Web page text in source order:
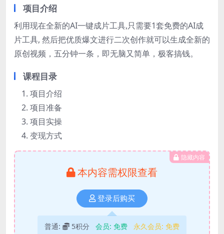
项目介绍
利用现在全新的AI一键成片工具,只需要1套免费的AI成
片工具, 然后把优质爆文进行二次创作就可以生成全新的
原创视频，五分钟一条，即无脑又简单，极客搞钱。
课程目录
项目介绍
项目准备
项目实操
变现方式
隐藏内容
本内容需权限查看
登录后购买
普通: 5积分 会员: 免费 永久会员: 免费